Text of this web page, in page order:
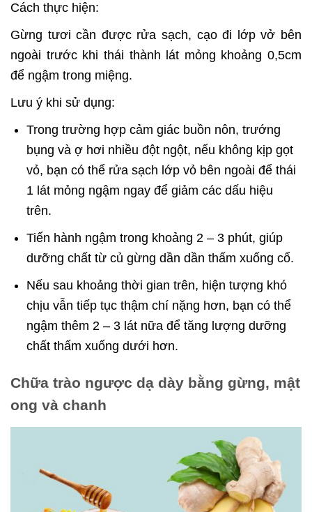
Cách thực hiện:
Gừng tươi cần được rửa sạch, cạo đi lớp vở bên
ngoài trước khi thái thành lát mỏng khoảng 0,5cm
để ngậm trong miệng.
Lưu ý khi sử dụng:
Trong trường hợp cảm giác buồn nôn, trướng
bụng và ợ hơi nhiều đột ngột, nếu không kịp gọt
vỏ, bạn có thể rửa sạch lớp vỏ bên ngoài để thái
1 lát mỏng ngậm ngay để giảm các dấu hiệu
trên.
Tiến hành ngậm trong khoảng 2 – 3 phút, giúp
dưỡng chất từ củ gừng dần dần thấm xuống cổ.
Nếu sau khoảng thời gian trên, hiện tượng khó
chịu vẫn tiếp tục thậm chí nặng hơn, bạn có thể
ngậm thêm 2 – 3 lát nữa để tăng lượng dưỡng
chất thấm xuống dưới hơn.
Chữa trào ngược dạ dày bằng gừng, mật
ong và chanh